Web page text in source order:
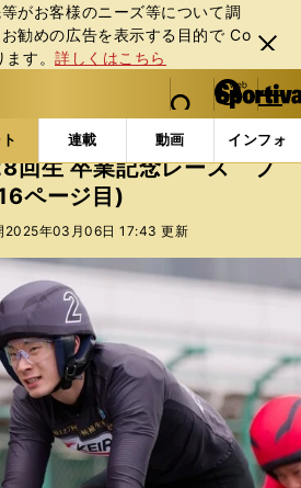
がお客様のニーズ等について調
勧めの広告を表⽰する⽬的で Co
ます。詳しくはこちら
閉じ
る
web Sportiva (webスポルティーバ)
検索
マイペ
ー
ジ
メニュ
連載 動画 インフォ
コラムフォト 第127回生・第
回生 卒業記念レース フ
ページ目)
2025年03月06日 17:43 更新